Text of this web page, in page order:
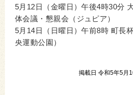
5月12日（金曜日）午後4時30分
体会議・懇親会（ジュピア）
5月14日（日曜日）午前8時 町長
央運動公園）
掲載日 令和5年5月